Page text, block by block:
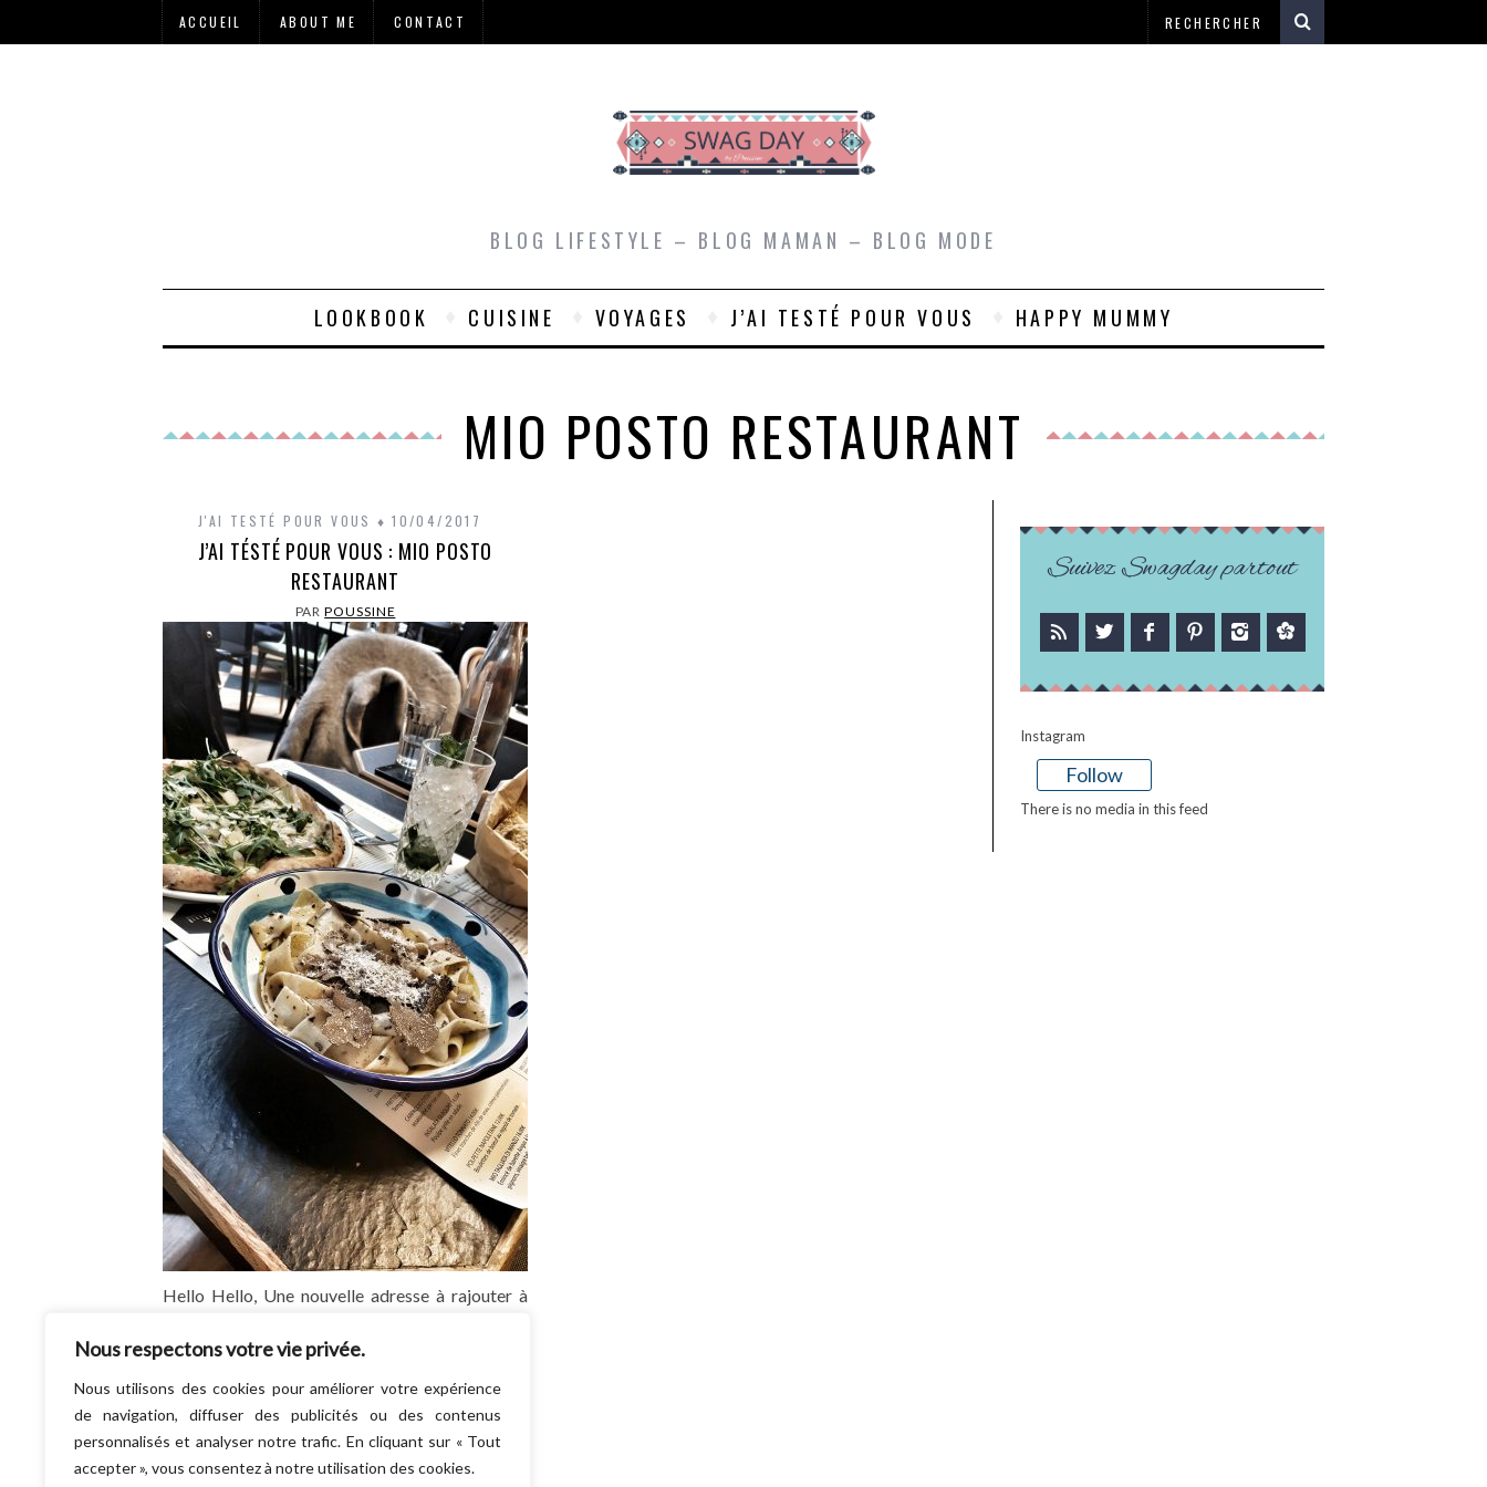
Nous respectons votre vie privée.
Nous utilisons des cookies pour améliorer votre expérience
de navigation, diffuser des publicités ou des contenus
personnalisés et analyser notre trafic. En cliquant sur « Tout
accepter », vous consentez à notre utilisation des cookies.
ACCUEIL ABOUT ME CONTACT
BLOG LIFESTYLE – BLOG MAMAN – BLOG MODE
LOOKBOOK CUISINE VOYAGES J’AI TESTÉ POUR VOUS HAPPY MUMMY
MIO POSTO RESTAURANT
J'AI TESTÉ POUR VOUS 10/04/2017
J’AI TÉSTÉ POUR VOUS : MIO POSTO
RESTAURANT
PARPOUSSINE
Hello Hello, Une nouvelle adresse à rajouter à
restaurants de Paris : Le MIO POSTO Un tout
LIRE LA SUITE
Suivez Swagday partout
Instagram
Follow
There is no media in this feed